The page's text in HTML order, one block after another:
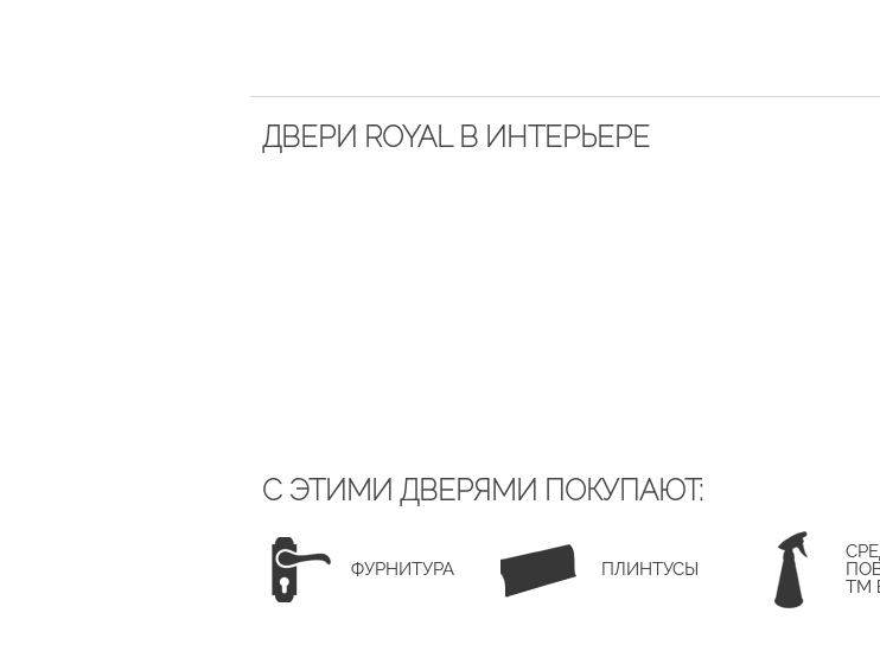
ДВЕРИ ROYAL В ИНТЕРЬЕРЕ
С ЭТИМИ ДВЕРЯМИ ПОКУПАЮТ:
ФУРНИТУРА ПЛИНТУСЫ
ТМ